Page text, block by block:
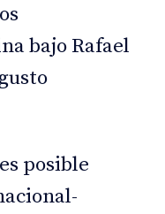
bajo Rafael
posible